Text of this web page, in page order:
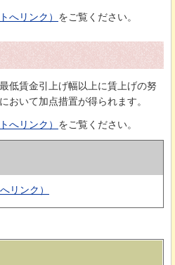
へリンク） をご覧ください。
低賃金引上げ幅以上に賃上げの努
おいて加点措置が得られます。
へリンク） をご覧ください。
リンク）